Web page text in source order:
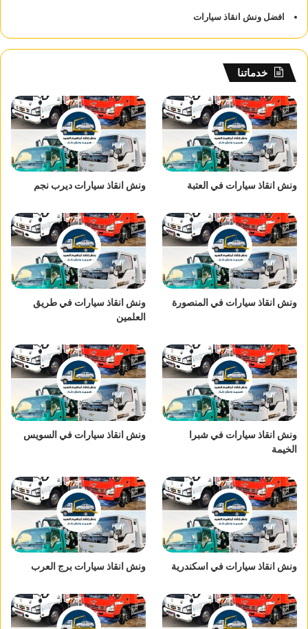
افضل ونش انقاذ سيارات
خدماتنا
ونش انقاذ سيارات في العتبة ونش انقاذ سيارات ديرب نجم
ونش انقاذ سيارات في المنصورة
ونش انقاذ سيارات في طريق
العلمين
ونش انقاذ سيارات في شبرا
الخيمة
ونش انقاذ سيارات في السويس
ونش انقاذ سيارات في اسكندرية ونش انقاذ سيارات برج العرب